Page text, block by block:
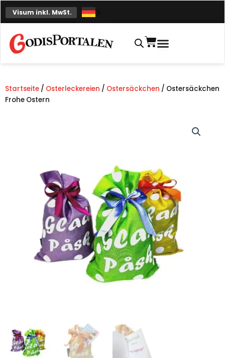
Zum
Inhalt
Visum inkl. MwSt.
Einkaufskorb
Startseite / Osterleckereien / Ostersäckchen / Ostersäckchen
Frohe Ostern